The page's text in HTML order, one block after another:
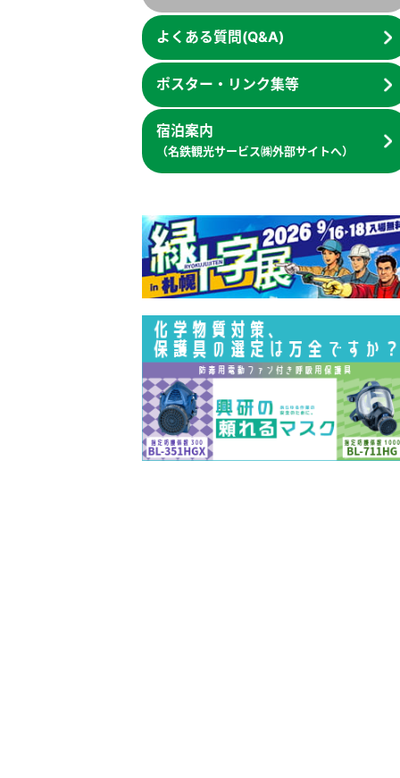
よくある質問(Q&A)
ポスター・リンク集等
宿泊案内
（名鉄観光サービス㈱外部サイトへ）